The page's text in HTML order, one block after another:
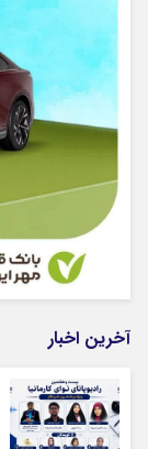
آخرین اخبار